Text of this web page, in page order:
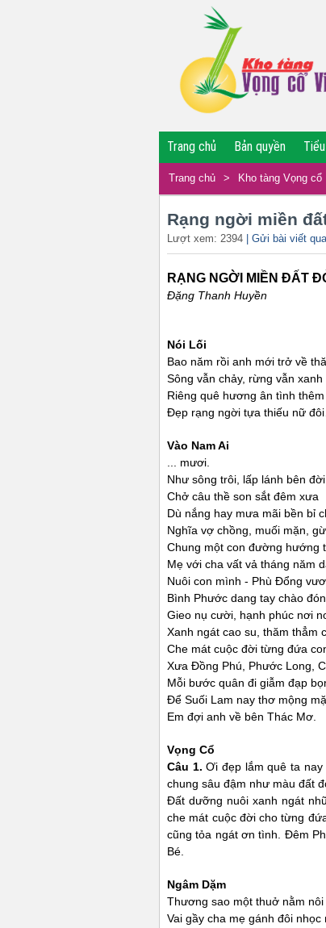
Trang chủ Bản quyền
Trang chủ > Kho tàng Vọng cổ
Rạng ngời miền
Lượt xem: 2394 | Gửi bài viết
RẠNG NGỜI MIỀN ĐẤT
Đặng Thanh Huyền
Nói Lối
Bao năm rồi anh mới trở về
Sông vẫn chảy, rừng vẫn xanh
Riêng quê hương ân tình
Đẹp rạng ngời tựa thiếu nữ
Vào Nam Ai
... mươi.
Như sông trôi, lấp lánh bên đời
Chở câu thề son sắt đêm xưa
Dù nắng hay mưa mãi bền bỉ
Nghĩa vợ chồng, muối mặn,
Chung một con đường hướng
Mẹ với cha vất vả tháng năm
Nuôi con mình - Phù Đổng
Bình Phước dang tay chào
Gieo nụ cười, hạnh phúc nơi
Xanh ngát cao su, thăm thẳm
Che mát cuộc đời từng đứa
Xưa Đồng Phú, Phước Long,
Mỗi bước quân đi giẫm đạp
Để Suối Lam nay thơ mộng
Em đợi anh về bên Thác Mơ.
Vọng Cổ
Câu 1. Ơi đẹp lắm quê ta
chung sâu đậm như màu đất
Đất dưỡng nuôi xanh ngát
che mát cuộc đời cho từng
cũng tỏa ngát ơn tình. Đêm
Bé.
Ngâm Dặm
Thương sao một thuở nằm nôi
Vai gầy cha mẹ gánh đôi nhọc